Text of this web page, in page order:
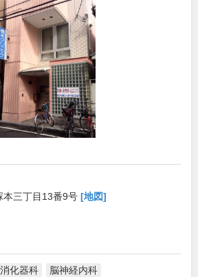
本三丁目13番9号 [地図]
消化器科 脳神経内科